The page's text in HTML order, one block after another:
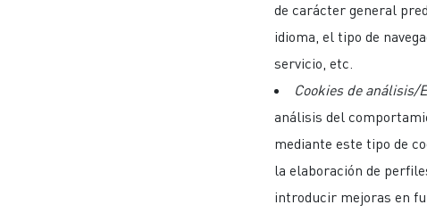
de carácter general
idioma, el tipo de
servicio, etc.
Cookies de análisis/
análisis del
mediante este tipo de
la elaboración de
introducir mejoras en